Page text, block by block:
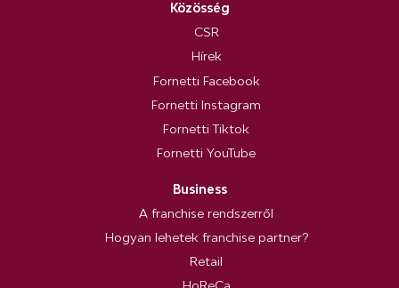
Közösség
CSR
Hírek
Fornetti Facebook
Fornetti Instagram
Fornetti Tiktok
Fornetti YouTube
Business
A franchise rendszerről
Hogyan lehetek franchise partner?
Retail